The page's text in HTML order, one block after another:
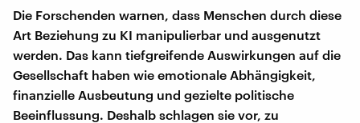
Die Forschenden warnen, dass Menschen durch diese
Art Beziehung zu KI manipulierbar und ausgenutzt
werden. Das kann tiefgreifende Auswirkungen auf die
Gesellschaft haben wie emotionale Abhängigkeit,
finanzielle Ausbeutung und gezielte politische
Beeinflussung. Deshalb schlagen sie vor, zu